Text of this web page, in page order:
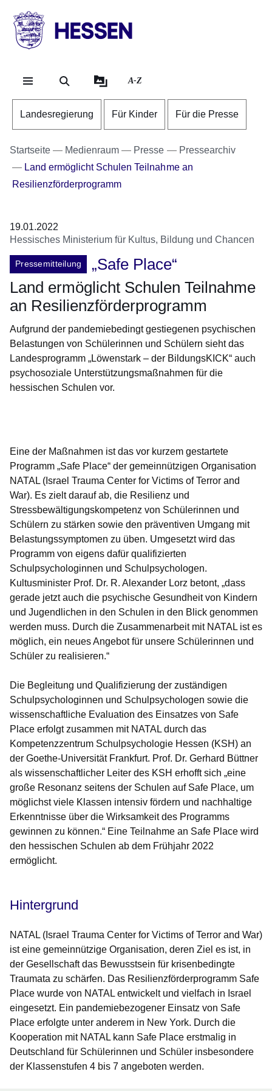
HESSEN
Landesregierung
A-Z
Landesregierung Für Kinder Für die Presse
Startseite Medienraum Presse
Pressearchiv
Land ermöglicht Schulen Teilnahme an
Resilienzförderprogramm
19.01.2022
Hessisches Ministerium für Kultus, Bildung und Chancen
Pressemitteilung
„Safe Place“
Land ermöglicht Schulen Teilnahme
an Resilienzförderprogramm
Aufgrund der pandemiebedingt gestiegenen psychischen
Belastungen von Schülerinnen und Schülern sieht das
Landesprogramm „Löwenstark – der BildungsKICK“ auch
psychosoziale Unterstützungsmaßnahmen für die
hessischen Schulen vor.
Eine der Maßnahmen ist das vor kurzem gestartete
Programm „Safe Place“ der gemeinnützigen Organisation
NATAL (Israel Trauma Center for Victims of Terror and
War). Es zielt darauf ab, die Resilienz und
Stressbewältigungskompetenz von Schülerinnen und
Schülern zu stärken sowie den präventiven Umgang mit
Belastungssymptomen zu üben. Umgesetzt wird das
Programm von eigens dafür qualifizierten
Schulpsychologinnen und Schulpsychologen.
Kultusminister Prof. Dr. R. Alexander Lorz betont, „dass
gerade jetzt auch die psychische Gesundheit von Kindern
und Jugendlichen in den Schulen in den Blick genommen
werden muss. Durch die Zusammenarbeit mit NATAL ist es
möglich, ein neues Angebot für unsere Schülerinnen und
Schüler zu realisieren.“
Die Begleitung und Qualifizierung der zuständigen
Schulpsychologinnen und Schulpsychologen sowie die
wissenschaftliche Evaluation des Einsatzes von Safe
Place erfolgt zusammen mit NATAL durch das
Kompetenzzentrum Schulpsychologie Hessen (KSH) an
der Goethe-Universität Frankfurt. Prof. Dr. Gerhard Büttner
als wissenschaftlicher Leiter des KSH erhofft sich „eine
große Resonanz seitens der Schulen auf Safe Place, um
möglichst viele Klassen intensiv fördern und nachhaltige
Erkenntnisse über die Wirksamkeit des Programms
gewinnen zu können.“ Eine Teilnahme an Safe Place wird
den hessischen Schulen ab dem Frühjahr 2022
ermöglicht.
Hintergrund
NATAL (Israel Trauma Center for Victims of Terror and War)
ist eine gemeinnützige Organisation, deren Ziel es ist, in
der Gesellschaft das Bewusstsein für krisenbedingte
Traumata zu schärfen. Das Resilienzförderprogramm Safe
Place wurde von NATAL entwickelt und vielfach in Israel
eingesetzt. Ein pandemiebezogener Einsatz von Safe
Place erfolgte unter anderem in New York. Durch die
Kooperation mit NATAL kann Safe Place erstmalig in
Deutschland für Schülerinnen und Schüler insbesondere
der Klassenstufen 4 bis 7 angeboten werden.